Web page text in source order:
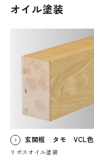
オイル塗装
玄関框 タモ VCL色
リボスオイル塗装